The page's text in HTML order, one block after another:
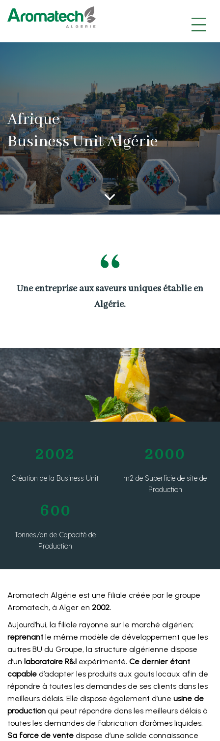
|
|
|
Afrique
Business Unit Algérie
Une entreprise aux saveurs uniques établie en
Algérie.
2002
Création de la Business Unit
2000
m2 de Superficie de site de
Production
600
Tonnes/an de Capacité de
Production
Aromatech Algérie est une filiale créée par le groupe
Aromatech, à Alger en 2002.
Aujourd’hui, la filiale rayonne sur le marché algérien;
reprenant le même modèle de développement que les
autres BU du Groupe, la structure algérienne dispose
d’un laboratoire R&I expérimenté. Ce dernier étant
capable d’adapter les produits aux gouts locaux afin de
répondre à toutes les demandes de ses clients dans les
meilleurs délais. Elle dispose également d’une usine de
production qui peut répondre dans les meilleurs délais à
toutes les demandes de fabrication d’arômes liquides.
Sa force de vente dispose d’une solide connaissance